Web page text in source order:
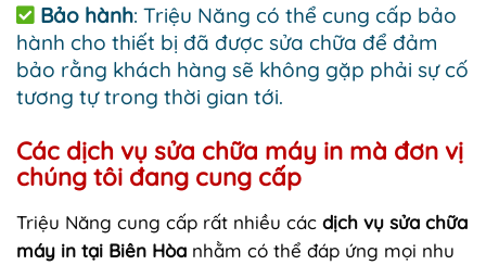
Bảo hành: Triệu Năng có thể cung cấp bảo
hành cho thiết bị đã được sửa chữa để đảm
bảo rằng khách hàng sẽ không gặp phải sự cố
tương tự trong thời gian tới.
Các dịch vụ sửa chữa máy in mà đơn vị
chúng tôi đang cung cấp
Triệu Năng cung cấp rất nhiều các dịch vụ sửa chữa
máy in tại Biên Hòa nhằm có thể đáp ứng mọi nhu